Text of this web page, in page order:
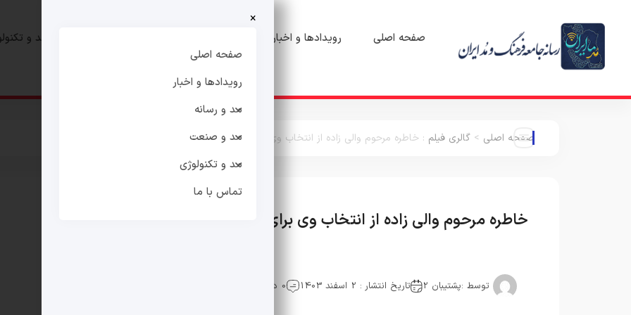
صفحه اصلی رویدادها و اخبار مد و
×
صفحه اصلی
رویدادها و اخبار
مد و رسانه
مد و صنعت
مد و تکنولوژی
تماس با ما
صفحه اصلی > گالری فیلم : خاطره مرحوم والی زاده از انتخاب وی برای لوک خوش شانس
خاطره مرحوم والی زاده از انتخاب وی برای لوک خوش شانس
توسط :پشتیبان 2 تاریخ انتشار : 2 اسفند 1403 0 دیدگاه